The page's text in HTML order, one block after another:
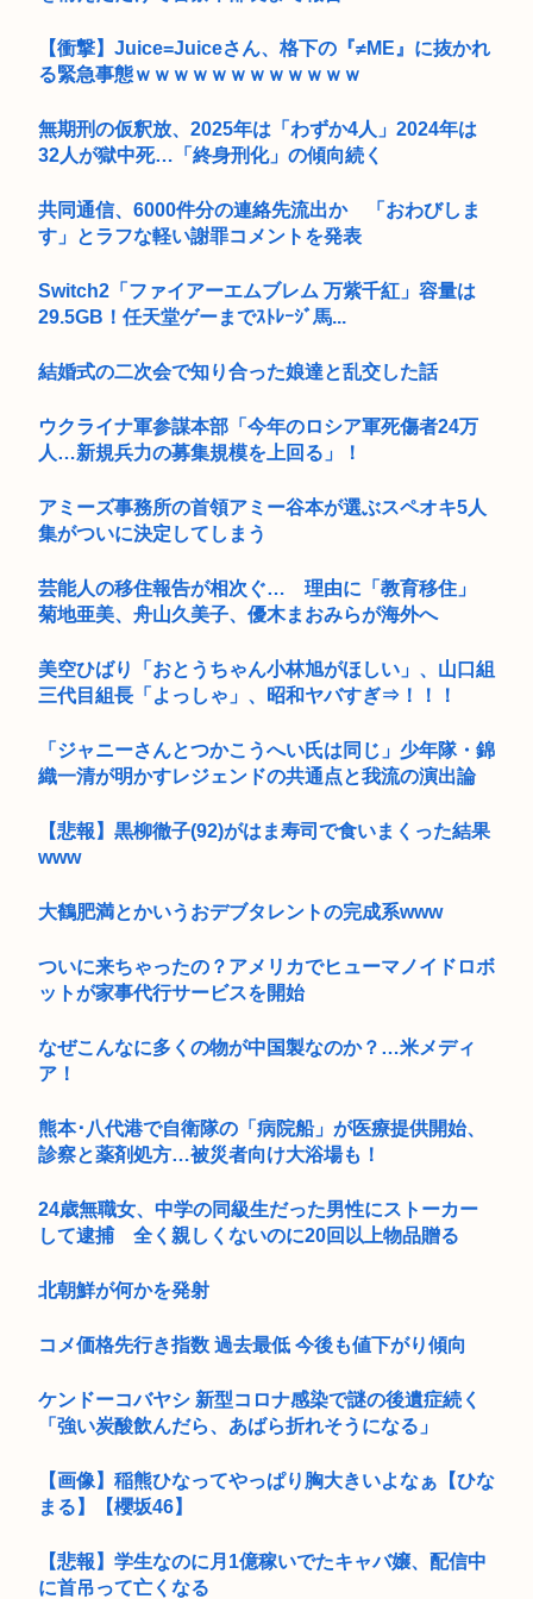
【衝撃】Juice=Juiceさん、格下の『≠ME』に抜かれ
る緊急事態ｗｗｗｗｗｗｗｗｗｗｗｗ
無期刑の仮釈放、2025年は「わずか4人」2024年は
32人が獄中死…「終身刑化」の傾向続く
共同通信、6000件分の連絡先流出か 「おわびしま
す」とラフな軽い謝罪コメントを発表
Switch2「ファイアーエムブレム 万紫千紅」容量は
29.5GB！任天堂ゲーまでｽﾄﾚｰｼﾞ馬...
結婚式の二次会で知り合った娘達と乱交した話
ウクライナ軍参謀本部「今年のロシア軍死傷者24万
人…新規兵力の募集規模を上回る」！
アミーズ事務所の首領アミー谷本が選ぶスペオキ5人
集がついに決定してしまう
芸能人の移住報告が相次ぐ… 理由に「教育移住」
菊地亜美、舟山久美子、優木まおみらが海外へ
美空ひばり「おとうちゃん小林旭がほしい」、山口組
三代目組長「よっしゃ」、昭和ヤバすぎ⇒！！！
「ジャニーさんとつかこうへい氏は同じ」少年隊・錦
織一清が明かすレジェンドの共通点と我流の演出論
【悲報】黒柳徹子(92)がはま寿司で食いまくった結果
www
大鶴肥満とかいうおデブタレントの完成系www
ついに来ちゃったの？アメリカでヒューマノイドロボ
ットが家事代行サービスを開始
なぜこんなに多くの物が中国製なのか？…米メディ
ア！
熊本･八代港で自衛隊の「病院船」が医療提供開始、
診察と薬剤処方…被災者向け大浴場も！
24歳無職女、中学の同級生だった男性にストーカー
して逮捕 全く親しくないのに20回以上物品贈る
北朝鮮が何かを発射
コメ価格先行き指数 過去最低 今後も値下がり傾向
ケンドーコバヤシ 新型コロナ感染で謎の後遺症続く
「強い炭酸飲んだら、あばら折れそうになる」
【画像】稲熊ひなってやっぱり胸大きいよなぁ【ひな
まる】【櫻坂46】
【悲報】学生なのに月1億稼いでたキャバ嬢、配信中
に首吊って亡くなる